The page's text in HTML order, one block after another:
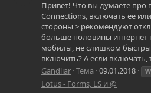
Привет! Что вы думаете про
Connections, включать ее
стороны > рекомендуют
больше половины интернет
мобилы, не слишком
включить? А если включать,
Gandliar Тема 09.01.2018
Lotus - Forms, LS и @